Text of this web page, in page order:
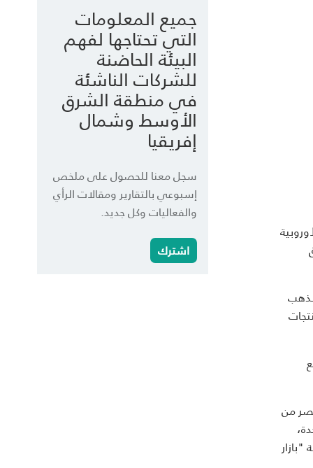
من
جميع المعلومات
التي تحتاجها لفهم
البيئة الحاضنة
للشركات الناشئة
في منطقة الشرق
الأوسط وشمال
إفريقيا
سجل معنا للحصول على ملخص
إسبوعي بالتقارير ومقالات الرأي
والفعاليات وكل جديد.
اشترك